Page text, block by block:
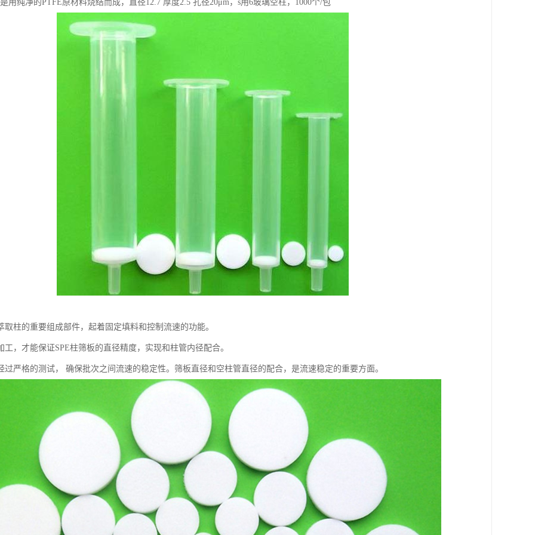
用纯净的PTFE原材料烧结而成，直径12.7 厚度2.5 孔径20μm，s用6玻璃空柱，1000个/包
取柱的重要组成部件，起着固定填料和控制流速的功能。
工，才能保证SPE柱筛板的直径精度，实现和柱管内径配合。
过严格的测试， 确保批次之间流速的稳定性。筛板直径和空柱管直径的配合，是流速稳定的重要方面。